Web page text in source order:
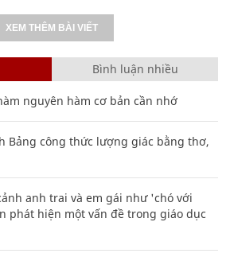
XEM THÊM BÀI VIẾT
Bình luận nhiều
nguyên hàm cơ bản cần nhớ
Bảng công thức lượng giác bằng thơ,
anh trai và em gái như 'chó với
phát hiện một vấn đề trong giáo dục